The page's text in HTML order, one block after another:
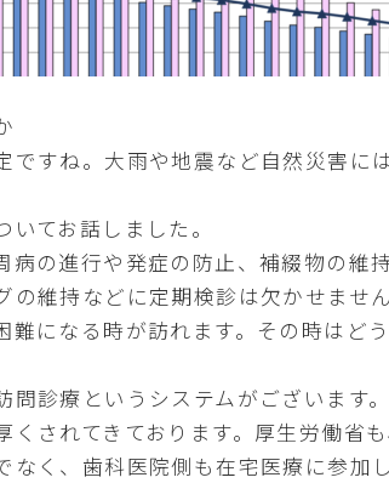
ですね。大雨や地震など自然災害に
てお話しました。
病の進行や発症の防止、補綴物の維
の維持などに定期検診は欠かせませ
難になる時が訪れます。その時はど
問診療というシステムがございます
くされてきております。厚生労働省
なく、歯科医院側も在宅医療に参加